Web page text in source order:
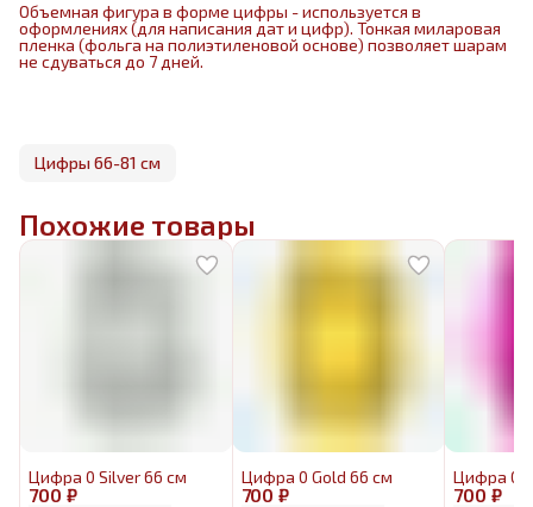
Объемная фигура в форме цифры - используется в
оформлениях (для написания дат и цифр). Тонкая миларовая
пленка (фольга на полиэтиленовой основе) позволяет шарам
не сдуваться до 7 дней.
Цифры 66-81 см
Похожие товары
700 ₽
Цифра 0 Silver 66 см
700 ₽
Цифра 0 Gold 66 см
700 ₽
Цифра 0